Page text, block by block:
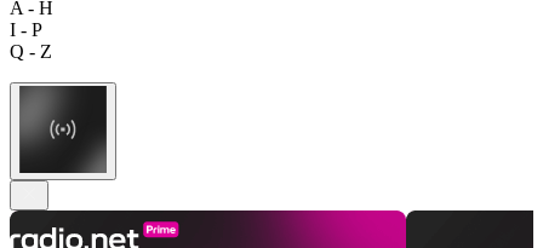
A - H
I - P
Q - Z